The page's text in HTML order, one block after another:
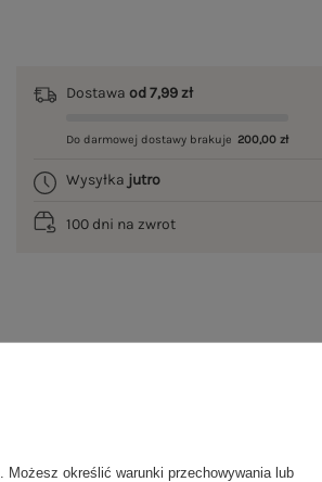
Dostawaod 7,99 zł
Do darmowej dostawy brakuje 200,00 zł
Wysyłka jutro
100 dni na zwrot
. Możesz określić warunki przechowywania lub